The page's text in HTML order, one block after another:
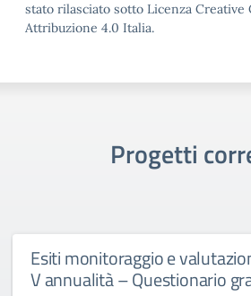
stato rilasciato sotto Licenza Creative
Attribuzione 4.0 Italia.
Progetti
Esiti monitoraggio e
V annualità – Questionario